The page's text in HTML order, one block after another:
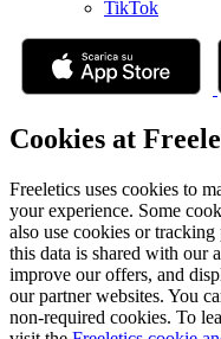
TikTok
Cookies at
Freeletics uses cookies to
your experience. Some
also use cookies or
this data is shared with our
improve our offers, and
our partner websites. You
non-required cookies. To